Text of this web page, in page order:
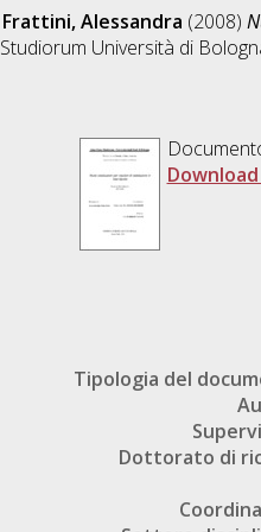
Frattini, Alessandra (2008)
Studiorum Università di
Tipologia del
Dottorato di